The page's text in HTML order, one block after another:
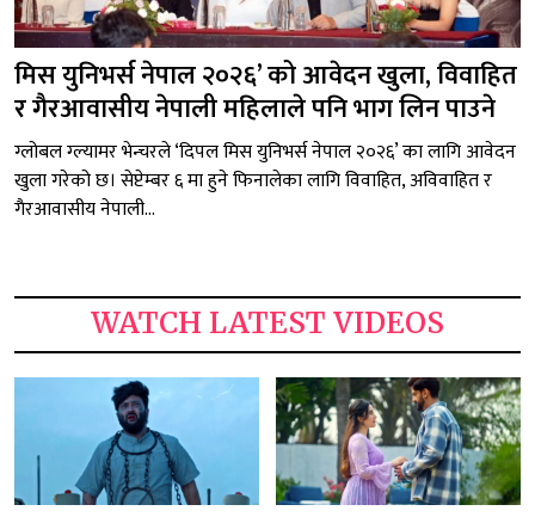
मिस युनिभर्स नेपाल २०२६’ को आवेदन खुला, विवाहित
र गैरआवासीय नेपाली महिलाले पनि भाग लिन पाउने
ग्लोबल ग्ल्यामर भेन्चरले ‘दिपल मिस युनिभर्स नेपाल २०२६’ का लागि आवेदन
खुला गरेको छ। सेप्टेम्बर ६ मा हुने फिनालेका लागि विवाहित, अविवाहित र
गैरआवासीय नेपाली...
WATCH LATEST VIDEOS